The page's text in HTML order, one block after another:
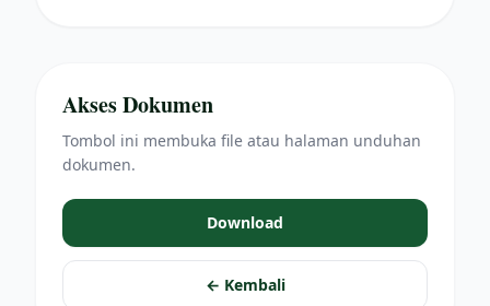
Akses Dokumen
Tombol ini membuka file atau halaman unduhan
dokumen.
Download
← Kembali